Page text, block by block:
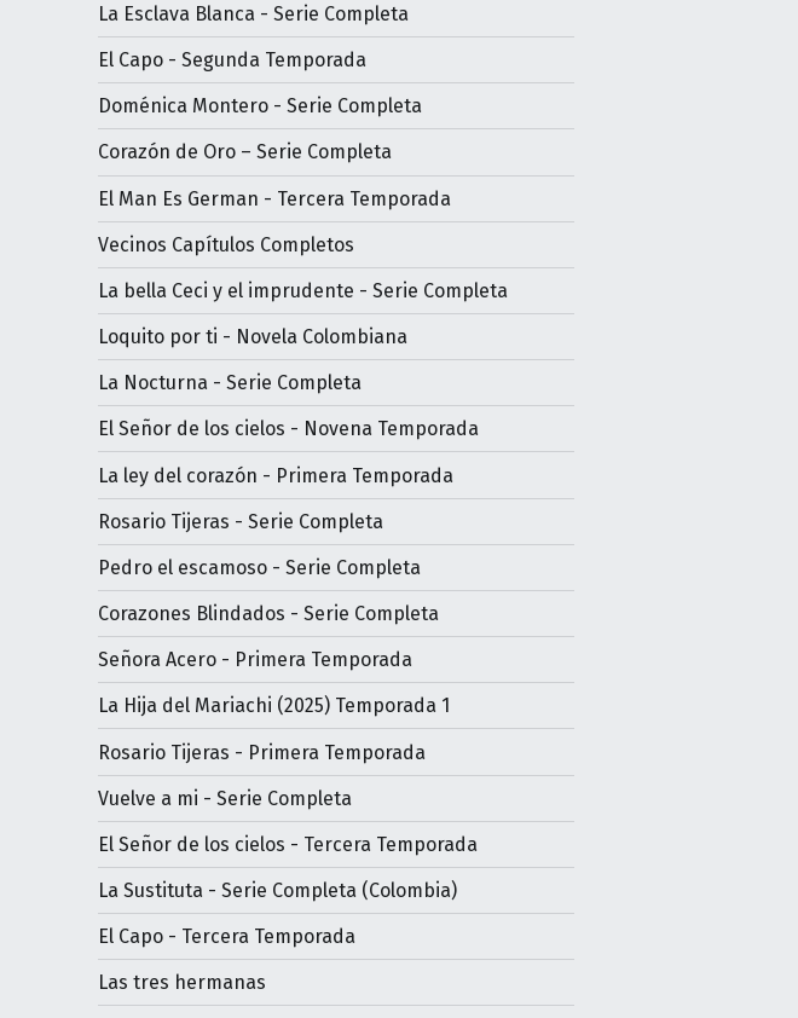
La Esclava Blanca - Serie Completa
El Capo - Segunda Temporada
Doménica Montero - Serie Completa
Corazón de Oro – Serie Completa
El Man Es German - Tercera Temporada
Vecinos Capítulos Completos
La bella Ceci y el imprudente - Serie Completa
Loquito por ti - Novela Colombiana
La Nocturna - Serie Completa
El Señor de los cielos - Novena Temporada
La ley del corazón - Primera Temporada
Rosario Tijeras - Serie Completa
Pedro el escamoso - Serie Completa
Corazones Blindados - Serie Completa
Señora Acero - Primera Temporada
La Hija del Mariachi (2025) Temporada 1
Rosario Tijeras - Primera Temporada
Vuelve a mi - Serie Completa
El Señor de los cielos - Tercera Temporada
La Sustituta - Serie Completa (Colombia)
El Capo - Tercera Temporada
Las tres hermanas